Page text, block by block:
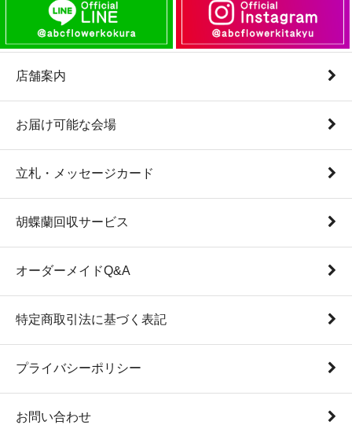
店舗案内
お届け可能な会場
立札・メッセージカード
胡蝶蘭回収サービス
オーダーメイドQ&A
特定商取引法に基づく表記
プライバシーポリシー
お問い合わせ